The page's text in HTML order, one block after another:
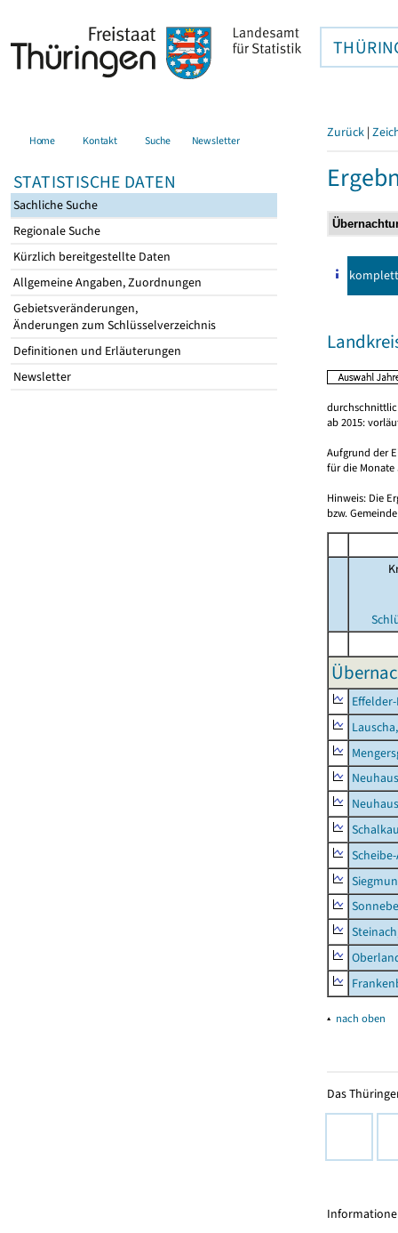
Home Kontakt Suche Newsletter
STATISTISCHE DATEN
Sachliche Suche
Regionale Suche
Kürzlich bereitgestellte Daten
Allgemeine Angaben, Zuordnungen
Gebietsveränderungen,
Änderungen zum Schlüsselverzeichnis
Definitionen und Erläuterungen
Newsletter
Zurück |
komplett
ab 2015:
Aufgrund der
für die Monate
Hinweis: Die
bzw.
▴ nach oben
Das